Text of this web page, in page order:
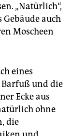
„Natürlich“,
auch
Moscheen
eines
und die
Ecke aus
ohne
die